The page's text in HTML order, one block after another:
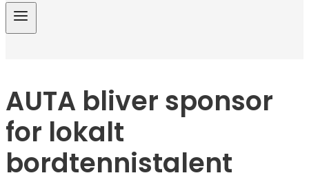
AUTA bliver sponsor
for lokalt
bordtennistalent